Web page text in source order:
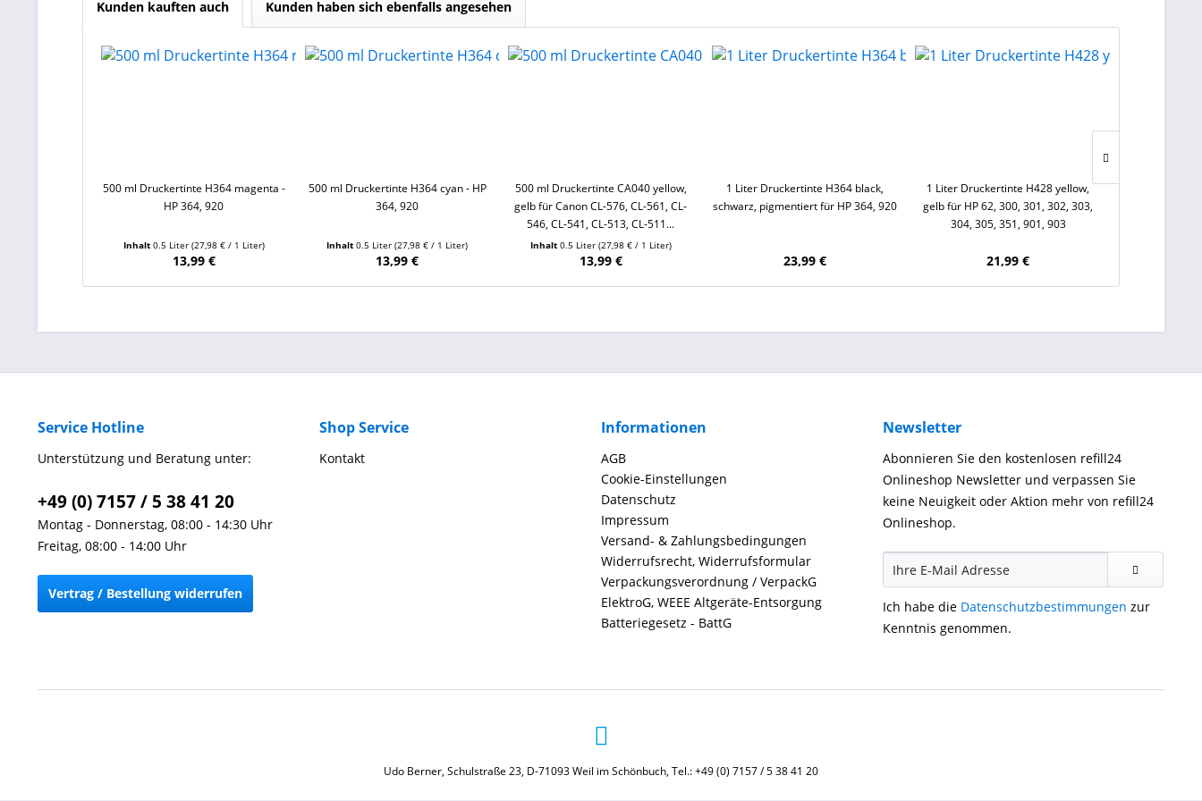
Kunden kauften auch Kunden haben sich ebenfalls angesehen
500 ml Druckertinte H364 magenta -
HP 364, 920
Inhalt 0.5 Liter (27,98 € / 1 Liter)
13,99 €
500 ml Druckertinte H364 cyan - HP
364, 920
Inhalt0.5 Liter(27,98 € / 1 Liter)
13,99 €
500 ml Druckertinte CA040 yellow,
gelb für Canon CL-576, CL-561, CL-
546, CL-541, CL-513, CL-511...
Inhalt 0.5 Liter (27,98 € / 1 Liter)
13,99 €
1 Liter Druckertinte H364 black,
schwarz, pigmentiert für HP 364, 920
23,99 €
1 Liter Druckertinte H428 yellow,
gelb für HP 62, 300, 301, 302, 303,
304, 305, 351, 901, 903
21,99 €
Service Hotline
Unterstützung und Beratung unter:
+49 (0) 7157 / 5 38 41 20
Montag - Donnerstag, 08:00 - 14:30 Uhr
Freitag, 08:00 - 14:00 Uhr
Vertrag / Bestellung widerrufen
Shop Service
Kontakt
Informationen
AGB
Cookie-Einstellungen
Datenschutz
Impressum
Versand- & Zahlungsbedingungen
Widerrufsrecht, Widerrufsformular
Verpackungsverordnung / VerpackG
ElektroG, WEEE Altgeräte-Entsorgung
Batteriegesetz - BattG
Newsletter
Abonnieren Sie den kostenlosen refill24
Onlineshop Newsletter und verpassen Sie
keine Neuigkeit oder Aktion mehr von refill24
Onlineshop.
Ich habe die Datenschutzbestimmungen zur
Kenntnis genommen.
Udo Berner, Schulstraße 23, D-71093 Weil im Schönbuch, Tel.: +49 (0) 7157 / 5 38 41 20